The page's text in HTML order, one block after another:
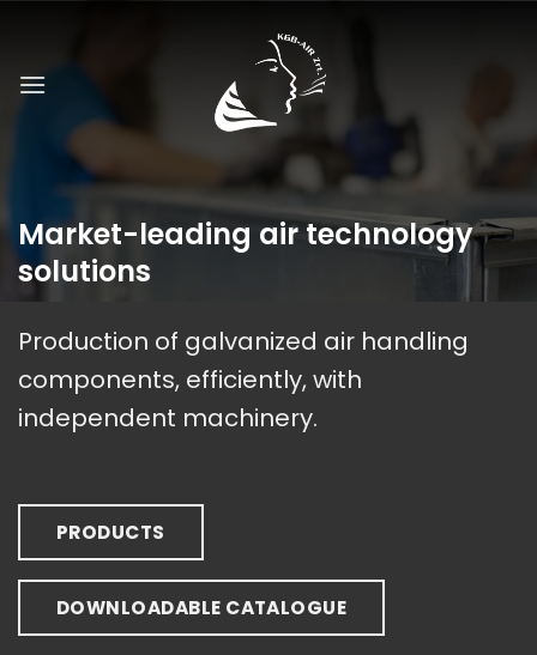
content
Market-leading air technology
solutions
Production of galvanized air handling
components, efficiently, with
independent machinery.
PRODUCTS
DOWNLOADABLE CATALOGUE